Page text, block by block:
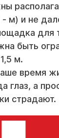
м) и не
для
быть
м.
время
глаз, а
страдают.